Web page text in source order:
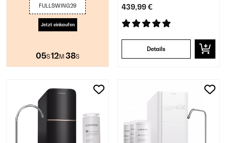
FULLSWING29
Jetzt einkaufen
05S12M 37S
439,99 €
Details